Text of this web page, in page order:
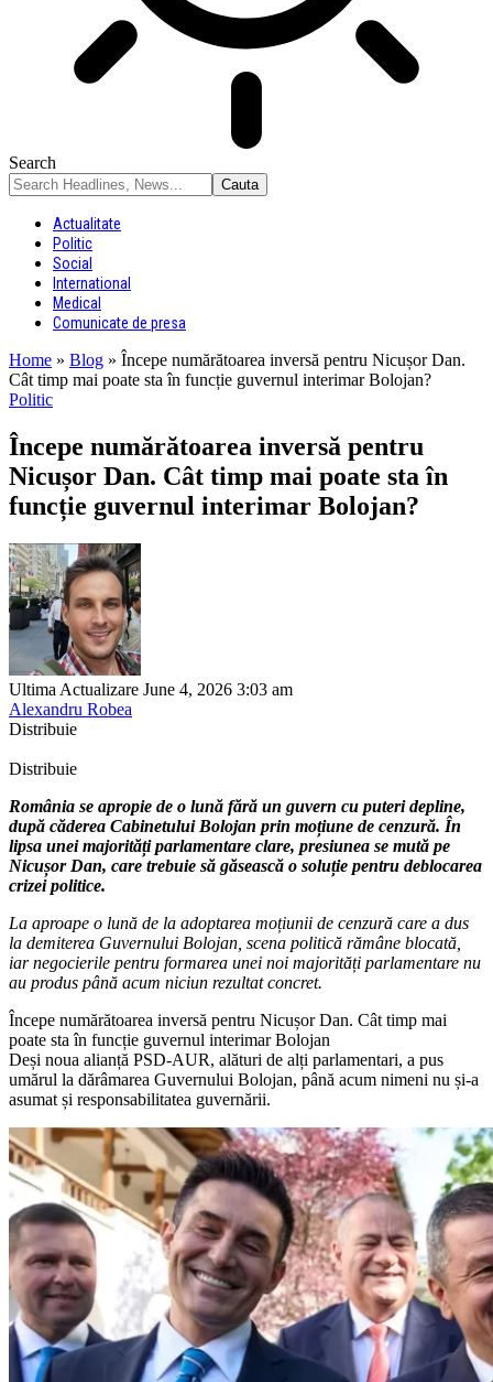
Search
Actualitate
Politic
Social
International
Medical
Comunicate de presa
Home » Blog » Începe numărătoarea inversă pentru Nicușor Dan.
Cât timp mai poate sta în funcție guvernul interimar Bolojan?
Politic
Începe numărătoarea inversă pentru
Nicușor Dan. Cât timp mai poate sta în
funcție guvernul interimar Bolojan?
Ultima Actualizare June 4, 2026 3:03 am
Alexandru Robea
Distribuie
Distribuie
România se apropie de o lună fără un guvern cu puteri depline,
după căderea Cabinetului Bolojan prin moțiune de cenzură. În
lipsa unei majorități parlamentare clare, presiunea se mută pe
Nicușor Dan, care trebuie să găsească o soluție pentru deblocarea
crizei politice.
La aproape o lună de la adoptarea moțiunii de cenzură care a dus
la demiterea Guvernului Bolojan, scena politică rămâne blocată,
iar negocierile pentru formarea unei noi majorități parlamentare nu
au produs până acum niciun rezultat concret.
Începe numărătoarea inversă pentru Nicușor Dan. Cât timp mai
poate sta în funcție guvernul interimar Bolojan
Deși noua alianță PSD-AUR, alături de alți parlamentari, a pus
umărul la dărâmarea Guvernului Bolojan, până acum nimeni nu și-a
asumat și responsabilitatea guvernării.